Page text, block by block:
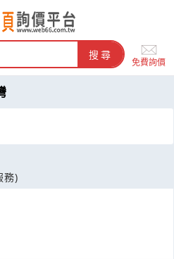
搜尋
免費詢價
務)